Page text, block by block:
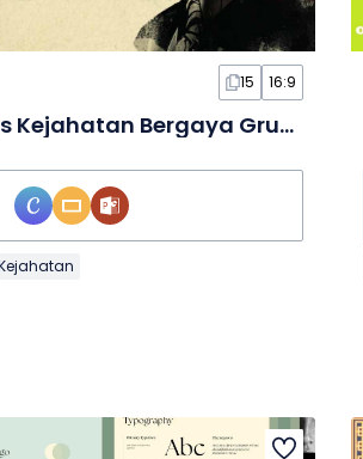
15 16:9
Teori Psikologis Kejahatan Bergaya Grunge dalam Slide